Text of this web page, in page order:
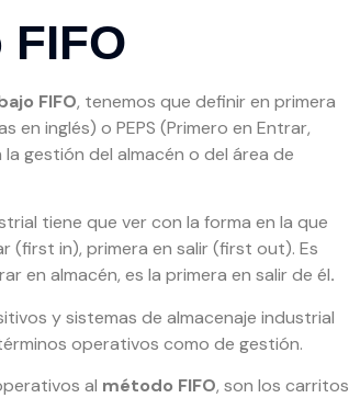
FIFO, tenemos que definir en primera
en inglés) o PEPS (Primero en Entrar,
gestión del almacén o del área de
tiene que ver con la forma en la que
(first in), primera en salir (first out). Es
en almacén, es la primera en salir de él.
y sistemas de almacenaje industrial
operativos como de gestión.
al método FIFO, son los carritos